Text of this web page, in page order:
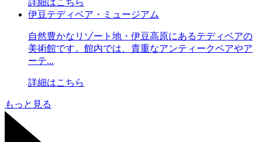
伊豆テディベア・ミュージアム
自然豊かなリゾート地・伊豆高原にあるテディベアの
美術館です。館内では、貴重なアンティークベアやア
ーテ...
詳細はこちら
もっと見る